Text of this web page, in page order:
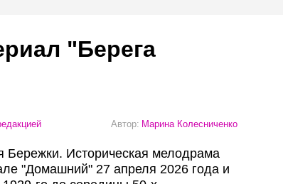
"Берега
Автор: Марина Колесниченко
Бережки. Историческая мелодрама
"Домашний" 27 апреля 2026 года и